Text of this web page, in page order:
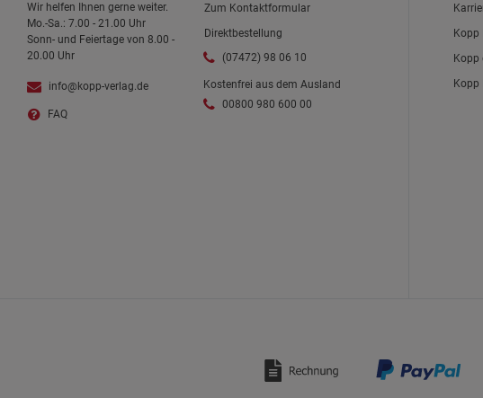
Wir helfen Ihnen gerne weiter.
Mo.-Sa.: 7.00 - 21.00 Uhr
Sonn- und Feiertage von 8.00 -
20.00 Uhr
info@kopp-verlag.de
FAQ
Zum Kontaktformular
Direktbestellung
(07472) 98 06 10
Kostenfrei aus dem Ausland
00800 980 600 00
Kopp
Kopp
Kopp